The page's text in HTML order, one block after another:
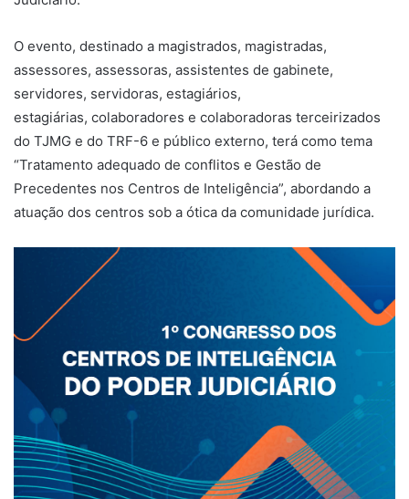
O evento, destinado a magistrados, magistradas,
assessores, assessoras, assistentes de gabinete,
servidores, servidoras, estagiários,
estagiárias, colaboradores e colaboradoras terceirizados
do TJMG e do TRF-6 e público externo, terá como tema
“Tratamento adequado de conflitos e Gestão de
Precedentes nos Centros de Inteligência”, abordando a
atuação dos centros sob a ótica da comunidade jurídica.